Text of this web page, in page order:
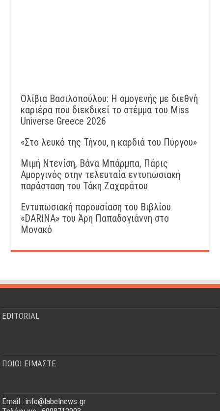
Ολίβια Βασιλοπούλου: Η ομογενής με διεθνή
καριέρα που διεκδικεί το στέμμα του Miss
Universe Greece 2026
«Στο λευκό της Τήνου, η καρδιά του Πύργου»
Μιμή Ντενίση, Βάνα Μπάρμπα, Πάρις
Αμοργινός στην τελευταία εντυπωσιακή
παράσταση του Τάκη Ζαχαράτου
Εντυπωσιακή παρουσίαση του Βιβλίου
«DARINA» του Άρη Παπαδογιάννη στο
Μονακό
EDITORIAL
ΠΟΙΟΙ ΕΙΜΑΣΤΕ
Email : info@labelnews.gr